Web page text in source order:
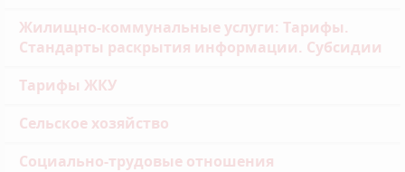
Жилищно-коммунальные услуги: Тарифы.
Стандарты раскрытия информации. Субсидии
Тарифы ЖКУ
Сельское хозяйство
Социально-трудовые отношения